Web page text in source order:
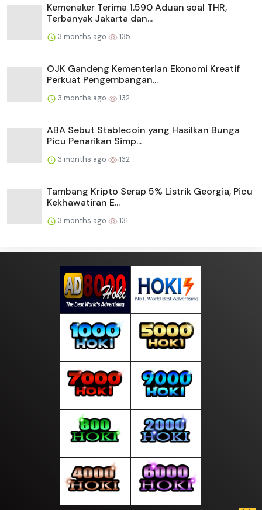
Kemenaker Terima 1.590 Aduan soal THR,
Terbanyak Jakarta dan...
3 months ago 135
OJK Gandeng Kementerian Ekonomi Kreatif
Perkuat Pengembangan...
3 months ago 132
ABA Sebut Stablecoin yang Hasilkan Bunga
Picu Penarikan Simp...
3 months ago 132
Tambang Kripto Serap 5% Listrik Georgia, Picu
Kekhawatiran E...
3 months ago 131